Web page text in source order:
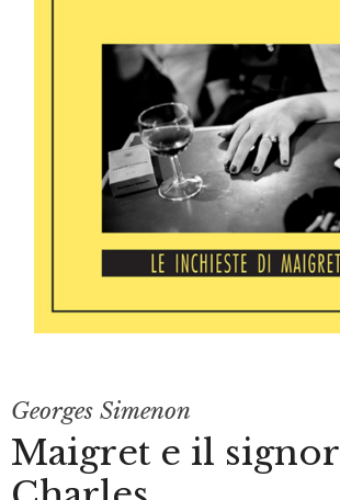
Georges Simenon
Maigret e il signor